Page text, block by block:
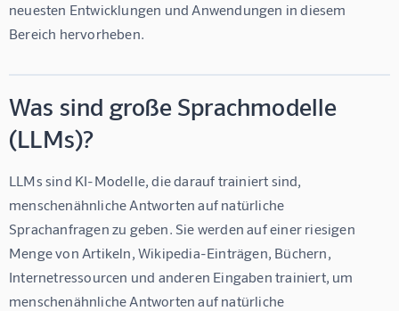
neuesten Entwicklungen und Anwendungen in diesem
Bereich hervorheben.
Was sind große Sprachmodelle
(LLMs)?
LLMs sind KI-Modelle, die darauf trainiert sind,
menschenähnliche Antworten auf natürliche
Sprachanfragen zu geben. Sie werden auf einer riesigen
Menge von Artikeln, Wikipedia-Einträgen, Büchern,
Internetressourcen und anderen Eingaben trainiert, um
menschenähnliche Antworten auf natürliche